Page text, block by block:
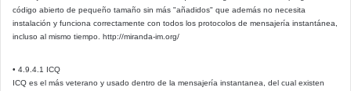
código abierto de pequeño tamaño sin más "añadidos" que además no necesita
instalación y funciona correctamente con todos los protocolos de mensajería instantánea,
incluso al mismo tiempo. http://miranda-im.org/
• 4.9.4.1 ICQ
ICQ es el más veterano y usado dentro de la mensajería instantanea, del cual existen